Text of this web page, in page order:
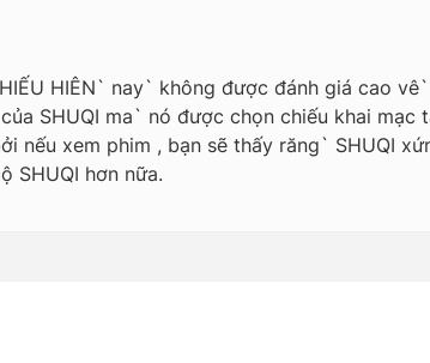
HIÊN` nay` không được đánh giá cao
SHUQI ma` nó được chọn chiếu khai mạc
xem phim , bạn sẽ thấy răng` SHUQI
SHUQI hơn nữa.